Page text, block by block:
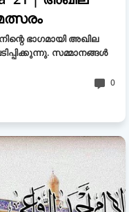
ഭാഗമായി അഖില
സമ്മാനങ്ങൾ
0